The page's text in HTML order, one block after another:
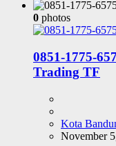
0 photos
0851-1775-
Trading TF
Kota
November